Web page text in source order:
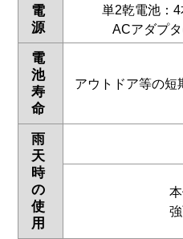
電
源
単2乾電池：
ACアダプ
電
池
寿
命
アウトドア等の短
雨
天
時
の
使
用